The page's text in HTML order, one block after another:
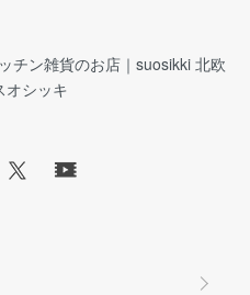
チン雑貨のお店｜suosikki 北欧
オシッキ